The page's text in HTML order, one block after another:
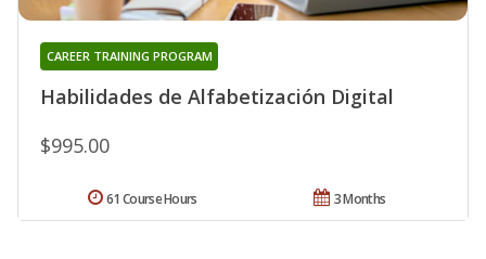
Habilidades de Alfabetización Digital
CAREER TRAINING PROGRAM
$995.00
3 Months
61 Course Hours